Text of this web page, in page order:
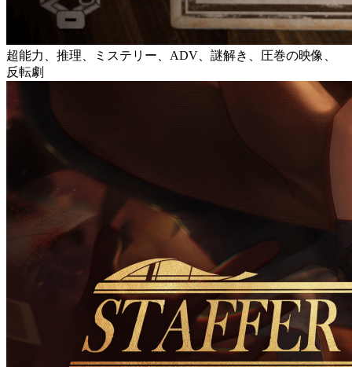
超能力、推理、ミステリー、ADV、謎解き、圧巻の映像、
反転劇